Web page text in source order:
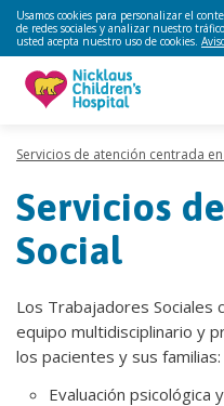
Usamos cookies para personalizar el
de redes sociales y analizar nuestro
usted acepta nuestro uso de cookies.
Servicios de atención centrada
Servicios
Social
Los Trabajadores Sociales
equipo multidisciplinario y
los pacientes y sus familias:
Evaluación psicológica